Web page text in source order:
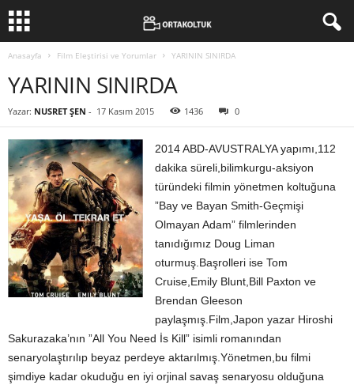
Anasayfa Film Eleştirisi ve Yorumlar YARININ SINIRDA
YARININ SINIRDA
Yazar: NUSRET ŞEN - 17 Kasım 2015 1436 0
2014 ABD-AVUSTRALYA yapımı,112
dakika süreli,bilimkurgu-aksiyon
türündeki filmin yönetmen koltuğuna
”Bay ve Bayan Smith-Geçmişi
Olmayan Adam” filmlerinden
tanıdığımız Doug Liman
oturmuş.Başrolleri ise Tom
Cruise,Emily Blunt,Bill Paxton ve
Brendan Gleeson
paylaşmış.Film,Japon yazar Hiroshi
Sakurazaka’nın ”All You Need İs Kill” isimli romanından
senaryolaştırılıp beyaz perdeye aktarılmış.Yönetmen,bu filmi
şimdiye kadar okuduğu en iyi orjinal savaş senaryosu olduğuna